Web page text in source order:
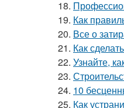
18.
19. Как
20. Все о
21. Как
22. Узнайте,
23.
24. 10
25. Как